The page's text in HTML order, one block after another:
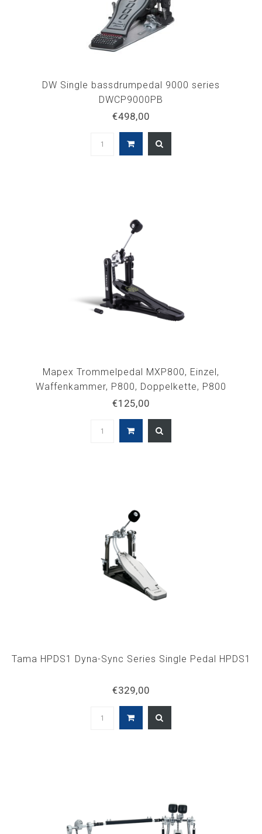
DW Single bassdrumpedal 9000 series
DWCP9000PB
€498,00
Mapex Trommelpedal MXP800, Einzel,
Waffenkammer, P800, Doppelkette, P800
€125,00
Tama HPDS1 Dyna-Sync Series Single Pedal HPDS1
€329,00